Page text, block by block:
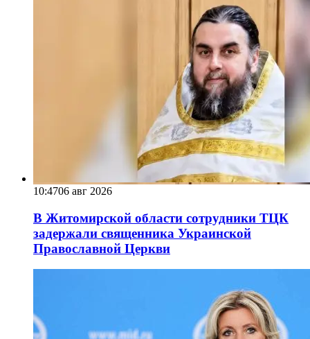
10:4706 авг 2026
В Житомирской области сотрудники ТЦК
задержали священника Украинской
Православной Церкви